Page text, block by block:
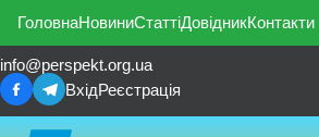
ГоловнаНовиниСтаттіДовідникКонтакти
info@perspekt.org.ua
ВхідРеєстрація